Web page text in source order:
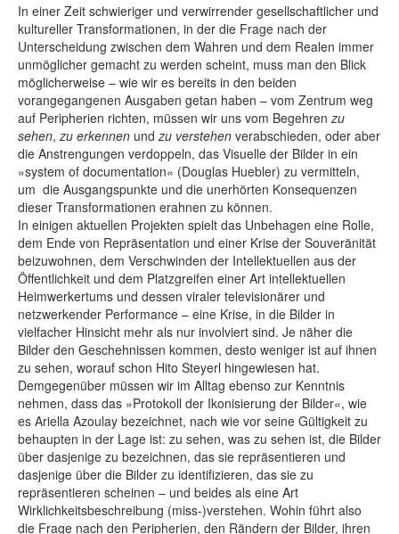
In einer Zeit schwieriger und verwirrender gesellschaftlicher und
kultureller Transformationen, in der die Frage nach der
Unterscheidung zwischen dem Wahren und dem Realen immer
unmöglicher gemacht zu werden scheint, muss man den Blick
möglicherweise – wie wir es bereits in den beiden
vorangegangenen Ausgaben getan haben – vom Zentrum weg
auf Peripherien richten, müssen wir uns vom Begehren zu
sehen, zu erkennen und zu verstehen verabschieden, oder aber
die Anstrengungen verdoppeln, das Visuelle der Bilder in ein
»system of documentation« (Douglas Huebler) zu vermitteln,
um die Ausgangspunkte und die unerhörten Konsequenzen
dieser Transformationen erahnen zu können.
In einigen aktuellen Projekten spielt das Unbehagen eine Rolle,
dem Ende von Repräsentation und einer Krise der Souveränität
beizuwohnen, dem Verschwinden der Intellektuellen aus der
Öffentlichkeit und dem Platzgreifen einer Art intellektuellen
Heimwerkertums und dessen viraler televisionärer und
netzwerkender Performance – eine Krise, in die Bilder in
vielfacher Hinsicht mehr als nur involviert sind. Je näher die
Bilder den Geschehnissen kommen, desto weniger ist auf ihnen
zu sehen, worauf schon Hito Steyerl hingewiesen hat.
Demgegenüber müssen wir im Alltag ebenso zur Kenntnis
nehmen, dass das »Protokoll der Ikonisierung der Bilder«, wie
es Ariella Azoulay bezeichnet, nach wie vor seine Gültigkeit zu
behaupten in der Lage ist: zu sehen, was zu sehen ist, die Bilder
über dasjenige zu bezeichnen, das sie repräsentieren und
dasjenige über die Bilder zu identifizieren, das sie zu
repräsentieren scheinen – und beides als eine Art
Wirklichkeitsbeschreibung (miss-)verstehen. Wohin führt also
die Frage nach den Peripherien, den Rändern der Bilder, ihren